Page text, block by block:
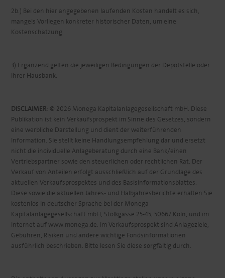
2b.) Bei den hier angegebenen laufenden Kosten handelt es sich,
mangels Vorliegen konkreter historischer Daten, um eine
Kostenschätzung.
3) Ergänzend gelten die jeweiligen Bedingungen der Depotstelle oder
Ihrer Hausbank.
DISCLAIMER : © 2026 Monega Kapitalanlagegesellschaft mbH. Diese
Publikation ist kein Verkaufsprospekt im Sinne des Gesetzes, sondern
eine werbliche Darstellung und dient der weiterführenden
Information. Sie stellt keine Handlungsempfehlung dar und ersetzt
nicht die individuelle Anlageberatung durch eine Bank/einen
Vertriebspartner sowie den steuerlichen oder rechtlichen Rat. Der
Verkauf von Anteilen erfolgt ausschließlich auf der Grundlage des
aktuellen Verkaufsprospektes und des Basisinformationsblattes.
Diese sowie die aktuellen Jahres- und Halbjahresberichte erhalten Sie
kostenlos in deutscher Sprache bei der Monega
Kapitalanlagegesellschaft mbH, Stolkgasse 25-45, 50667 Köln, und im
Internet auf www.monega.de. Im Verkaufsprospekt sind Anlageziele,
Gebühren, Risiken und andere wichtige Fondsinformationen
ausführlich beschrieben. Bitte lesen Sie diese sorgfältig durch.